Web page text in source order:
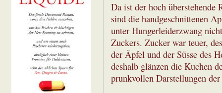
Da ist der hoch
sind die handgeschnittenen
unter Hungerleiderzwang
Zuckers. Zucker war teuer,
der Äpfel und der Süsse des
deshalb glänzen die Kuchen
prunkvollen Darstellungen